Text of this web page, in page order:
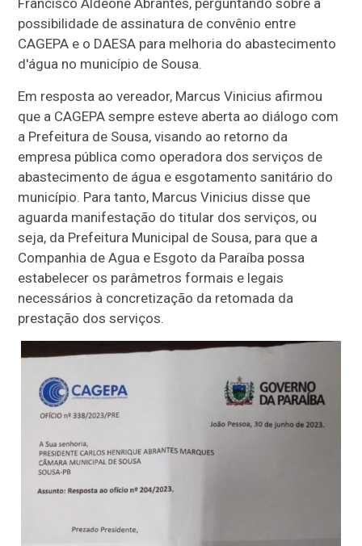
possibilidade de assinatura de convênio entre
CAGEPA e o DAESA para melhoria do abastecimento
d'água no município de Sousa.
Em resposta ao vereador, Marcus Vinicius afirmou
que a CAGEPA sempre esteve aberta ao diálogo com
a Prefeitura de Sousa, visando ao retorno da
empresa pública como operadora dos serviços de
abastecimento de água e esgotamento sanitário do
município. Para tanto, Marcus Vinicius disse que
aguarda manifestação do titular dos serviços, ou
seja, da Prefeitura Municipal de Sousa, para que a
Companhia de Agua e Esgoto da Paraíba possa
estabelecer os parâmetros formais e legais
necessários à concretização da retomada da
prestação dos serviços.